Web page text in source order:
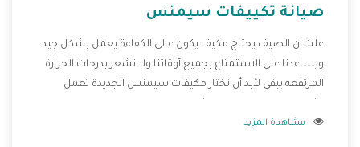
صيانة تكييفات سيمنس
علشان الصيف يحتاج مكيف يكون عالى الكفاءة يعمل بشكل جيد
ويساعدنا على الاستمتاع بجميع أوقاتنا ولا نشعر بدرجات الحرارة
المرتفعه يبقى لأبد أن تختار مكيفات سيمنس الجديدة تعمل
المستهلك مستمتع بشراء المكيف كما أن يوجد منه موديلات
مشاهدة المزيد